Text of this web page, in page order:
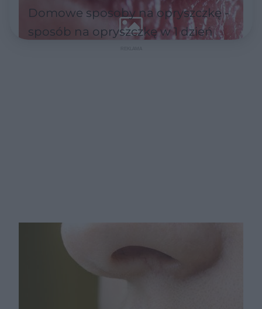
Domowe sposoby na opryszczkę -
sposób na opryszczkę w 1 dzień
Nawracająca opryszczka – jak sobie